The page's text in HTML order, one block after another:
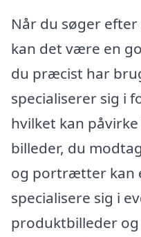
Når du søger
kan det være en
du præcist har
specialiserer sig i
hvilket kan
billeder, du
og portrætter kan
specialisere sig i
produktbilleder